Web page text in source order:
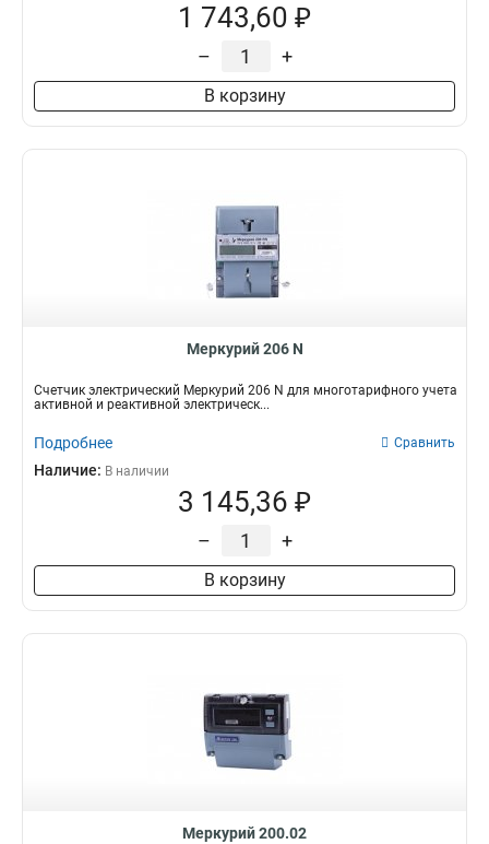
1 743,60 ₽
– +
В корзину
Меркурий 206 N
Счетчик электрический Меркурий 206 N для многотарифного учета
активной и реактивной электрическ...
Подробнее Сравнить
Наличие: В наличии
3 145,36 ₽
– +
В корзину
Меркурий 200.02